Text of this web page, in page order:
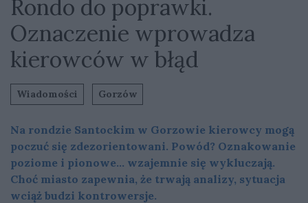
Rondo do poprawki.
Oznaczenie wprowadza
kierowców w błąd
Wiadomości Gorzów
Na rondzie Santockim w Gorzowie kierowcy mogą
poczuć się zdezorientowani. Powód? Oznakowanie
poziome i pionowe… wzajemnie się wykluczają.
Choć miasto zapewnia, że trwają analizy, sytuacja
wciąż budzi kontrowersje.